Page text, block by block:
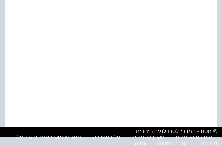
© מטח - המרכז לטכנולוגיה חינוכית
אינדקס הספרים
תקנון הספרייה על הספרייה
תנאי שימוש באתר והגנה על
פרטיות
הסדרי נגישות עזרה